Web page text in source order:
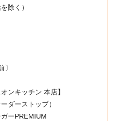
除く）
〕
ンキッチン 本店】
ダーストップ）
ーPREMIUM